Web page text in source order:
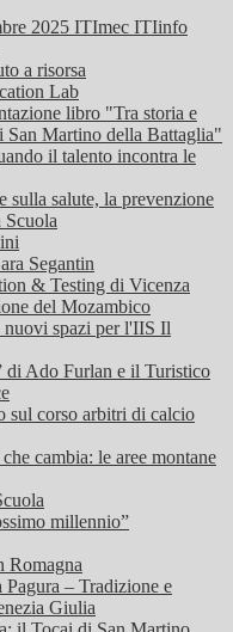
2025 ITImec ITIinfo
a risorsa
Lab
libro "Tra storia e
San Martino della Battaglia"
il talento incontra le
sulla salute, la prevenzione
Scuola
Segantin
& Testing di Vicenza
del Mozambico
spazi per l'IIS Il
di Ado Furlan e il Turistico
sul corso arbitri di calcio
cambia: le aree montane
millennio”
Romagna
– Tradizione e
Giulia